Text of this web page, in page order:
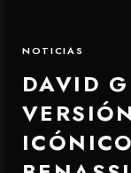
NOTICIAS
DAVID